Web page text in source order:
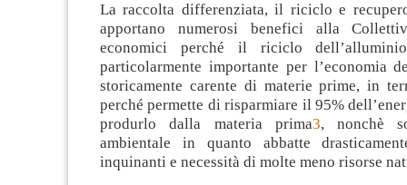
La raccolta differenziata, il riciclo e
apportano numerosi benefici alla
economici perché il riciclo
particolarmente importante per l’economia
storicamente carente di materie prime, in
perché permette di risparmiare il 95%
produrlo dalla materia prima3, nonchè
ambientale in quanto abbatte
inquinanti e necessità di molte meno risorse